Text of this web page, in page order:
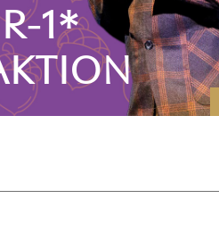
1*